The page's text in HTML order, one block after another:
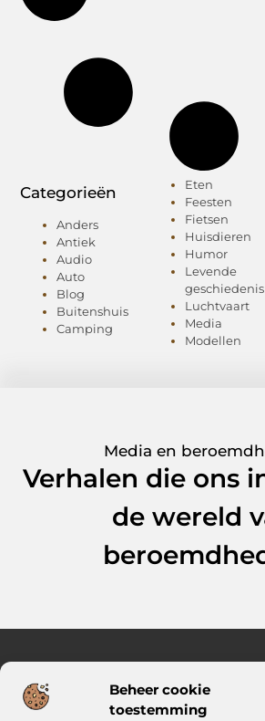
Beheer cookie
toestemming
Categorieën
Anders
Antiek
Audio
Auto
Blog
Buitenshuis
Camping
Eten
Feesten
Fietsen
Huisdieren
Humor
Levende
geschiedenis
Luchtvaart
Media
Modellen
Media en
Verhalen die ons
de wereld
Over Knal Relaxed
Heldere ideeën en slimme keuzes voor